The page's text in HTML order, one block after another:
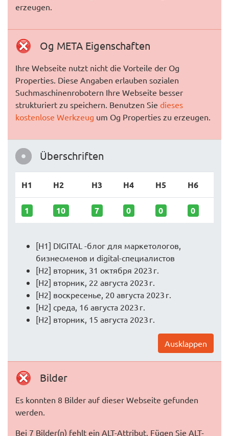
erzeugen.
Og META Eigenschaften
Ihre Webseite nutzt nicht die Vorteile der Og
Properties. Diese Angaben erlauben sozialen
Suchmaschinenrobotern Ihre Webseite besser
strukturiert zu speichern. Benutzen Sie dieses
kostenlose Werkzeug um Og Properties zu erzeugen.
Überschriften
H1 H2 H3 H4 H5 H6
1 10 7 0 0 0
[H1] DIGITAL -блог для маркетологов,
бизнесменов и digital-специалистов
[H2] вторник, 31 октября 2023 г.
[H2] вторник, 22 августа 2023 г.
[H2] воскресенье, 20 августа 2023 г.
[H2] среда, 16 августа 2023 г.
[H2] вторник, 15 августа 2023 г.
Ausklappen
Bilder
Es konnten 8 Bilder auf dieser Webseite gefunden
werden.
Bei 7 Bilder(n) fehlt ein ALT-Attribut. Fügen Sie ALT-